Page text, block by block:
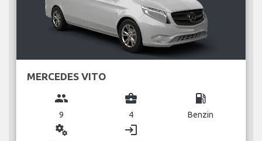
MERCEDES VITO
group
9
business_center
4
local_gas_station
Benzin
miscellaneous_services login